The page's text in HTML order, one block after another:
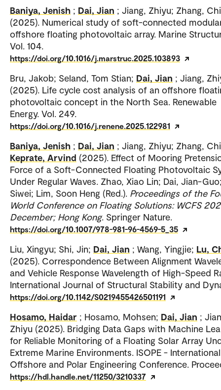
Baniya, Jenish ; Dai, Jian ; Jiang, Zhiyu; Zhang, Chi
(2025). Numerical study of soft-connected
offshore floating photovoltaic array. Marine
Vol. 104.
https://doi.org/10.1016/j.marstruc.2025.103893
Bru, Jakob; Seland, Tom Stian; Dai, Jian ; Jiang,
(2025). Life cycle cost analysis of an offshore
photovoltaic concept in the North Sea. Renewable
Energy. Vol. 249.
https://doi.org/10.1016/j.renene.2025.122981
Baniya, Jenish ; Dai, Jian ; Jiang, Zhiyu; Zhang,
Keprate, Arvind (2025). Effect of Mooring
Force of a Soft-Connected Floating Photovoltaic
Under Regular Waves. Zhao, Xiao Lin; Dai, Jian-
Siwei; Lim, Soon Heng (Red.). Proceedings of the
World Conference on Floating Solutions: WCFS
December; Hong Kong. Springer Nature.
https://doi.org/10.1007/978-981-96-4569-5_35
Liu, Xingyu; Shi, Jin; Dai, Jian ; Wang, Yingjie; Lu,
(2025). Correspondence Between Alignment
and Vehicle Response Wavelength of High-Speed
International Journal of Structural Stability and
https://doi.org/10.1142/S0219455426501191
Hosamo, Haidar ; Hosamo, Mohsen; Dai, Jian ;
Zhiyu (2025). Bridging Data Gaps with Machine
for Reliable Monitoring of a Floating Solar Array
Extreme Marine Environments. ISOPE - International
Offshore and Polar Engineering Conference.
https://hdl.handle.net/11250/3210337